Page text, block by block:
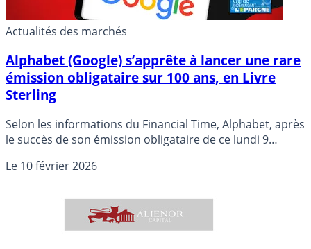
Actualités des marchés
Alphabet (Google) s’apprête à lancer une rare
émission obligataire sur 100 ans, en Livre
Sterling
Selon les informations du Financial Time, Alphabet, après
le succès de son émission obligataire de ce lundi 9
une émission obligataire hors du commun. Détails.
Le 10 février 2026